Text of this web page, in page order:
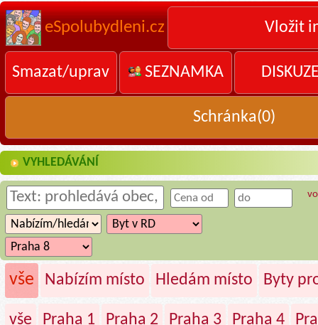
eSpolubydleni.cz Vložit
Smazat/uprav SEZNAMKA
Schránka(0)
VYHLEDÁVÁNÍ
vše Nabízím místo Hledám místo Byty
vše Praha 1 Praha 2 Praha 3 Praha 4